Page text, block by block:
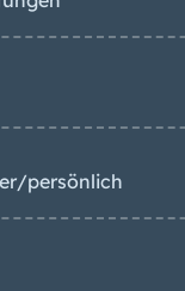
persönlich